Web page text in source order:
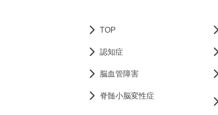
TOP
認知症
脳血管障害
脊髄小脳変性症